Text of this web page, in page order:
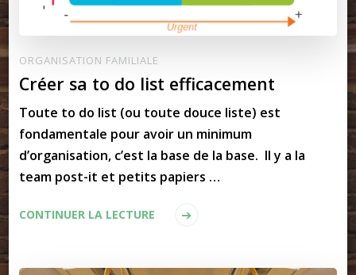
ORGANISATION FAMILIALE
Créer sa to do list efficacement
Toute to do list (ou toute douce liste) est
fondamentale pour avoir un minimum
d’organisation, c’est la base de la base. Il y a la
team post-it et petits papiers …
CONTINUER LA LECTURE